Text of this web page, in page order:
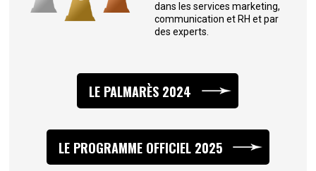
dans les services marketing,
communication et RH et par
des experts.
LE PALMARÈS 2024
LE PROGRAMME OFFICIEL 2025